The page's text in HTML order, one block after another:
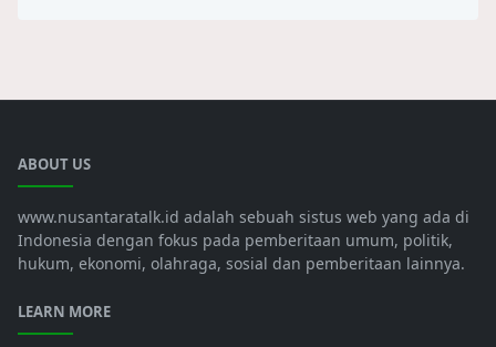
ABOUT US
www.nusantaratalk.id adalah sebuah sistus web yang ada di
Indonesia dengan fokus pada pemberitaan umum, politik,
hukum, ekonomi, olahraga, sosial dan pemberitaan lainnya.
LEARN MORE